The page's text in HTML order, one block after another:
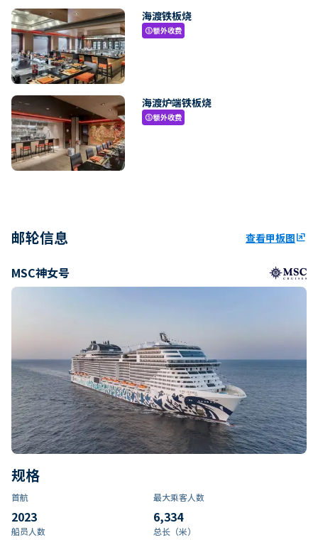
海渡铁板烧
paid额外收费
海渡炉端铁板烧
paid额外收费
邮轮信息 查看甲板图ungroup
MSC神女号
规格
首航
2023
最大乘客人数
6,334
船员人数 总长（米）